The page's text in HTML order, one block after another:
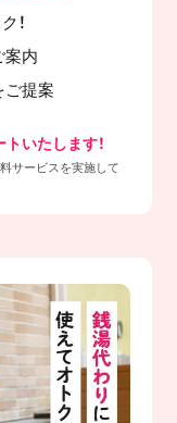
！
案内
ご提案
いたします！
サービスを実施して